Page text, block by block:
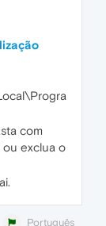
com
ou exclua o
Português